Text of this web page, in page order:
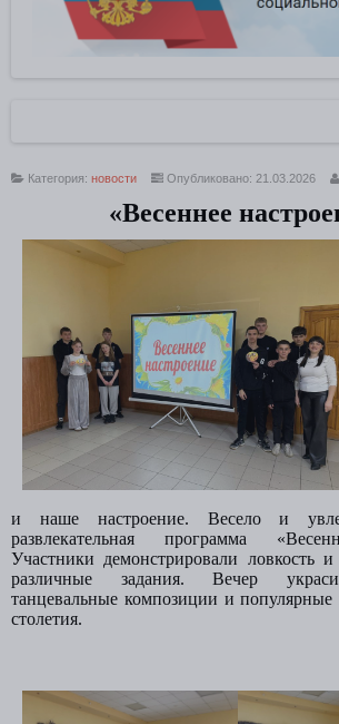
Категория: новости Опубликовано: 21.03.2026
«Весеннее
и наше настроение.
Весело и
развлекательная программа
Участники демонстрировали ловкость
различные задания. Вечер
танцевальные композиции и
столетия.